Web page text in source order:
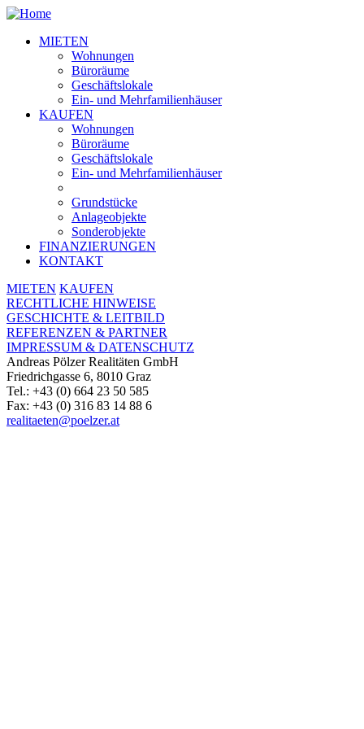
MIETEN
Wohnungen
Büroräume
Geschäftslokale
Ein- und Mehrfamilienhäuser
KAUFEN
Wohnungen
Büroräume
Geschäftslokale
Ein- und Mehrfamilienhäuser
Grundstücke
Anlageobjekte
Sonderobjekte
FINANZIERUNGEN
KONTAKT
MIETEN KAUFEN
RECHTLICHE HINWEISE
GESCHICHTE & LEITBILD
REFERENZEN & PARTNER
IMPRESSUM & DATENSCHUTZ
Andreas Pölzer Realitäten GmbH
Friedrichgasse 6, 8010 Graz
Tel.: +43 (0) 664 23 50 585
Fax: +43 (0) 316 83 14 88 6
realitaeten@poelzer.at